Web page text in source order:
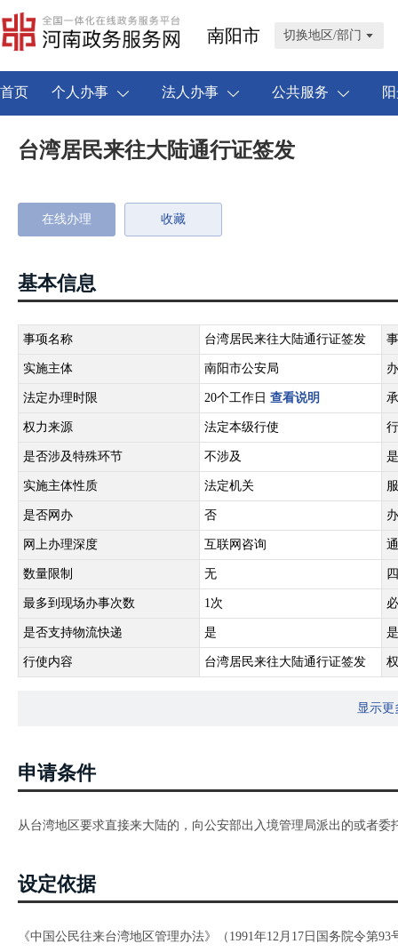
南阳市 切换地区/部门
首页 个人办事 法人办事 公共服务
台湾居民来往大陆通行证签发
在线办理 收藏
基本信息
事项名称 台湾居民来往大陆通行证签发
实施主体 南阳市公安局
法定办理时限 20个工作日 查看说明
权力来源 法定本级行使
是否涉及特殊环节 不涉及
实施主体性质 法定机关
是否网办 否
网上办理深度 互联网咨询
数量限制 无
最多到现场办事次数 1次
是否支持物流快递 是
行使内容 台湾居民来往大陆通行证签发
显示更
申请条件
从台湾地区要求直接来大陆的，向公安部出入境管理局派出的或者委
设定依据
《中国公民往来台湾地区管理办法》（1991年12月17日国务院令第